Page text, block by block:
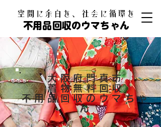
​空間に余白を、社会に循環を
不用品回収のウマちゃん
大阪府門真市
着物無料回収
不用品回収のウマちゃ
ん